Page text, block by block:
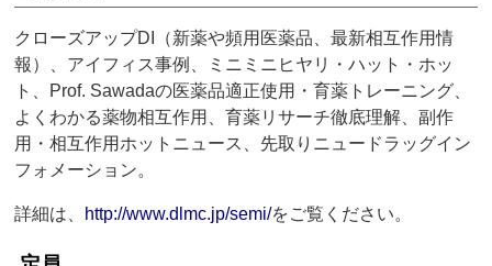
クローズアップDI（新薬や頻用医薬品、最新相互作用情
報）、アイフィス事例、ミニミニヒヤリ・ハット・ホッ
ト、Prof. Sawadaの医薬品適正使用・育薬トレーニング、
よくわかる薬物相互作用、育薬リサーチ徹底理解、副作
用・相互作用ホットニュース、先取りニュードラッグイン
フォメーション。
詳細は、 http://www.dlmc.jp/semi/をご覧ください。